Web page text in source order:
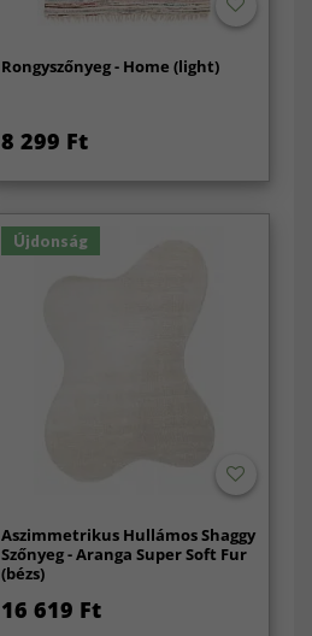
Rongyszőnyeg - Home (light)
8 299 Ft
Újdonság
Aszimmetrikus Hullámos Shaggy
Szőnyeg - Aranga Super Soft Fur
(bézs)
16 619 Ft